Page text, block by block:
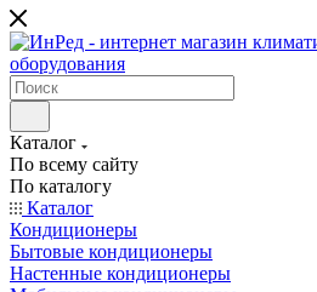
Каталог
По всему сайту
По каталогу
Каталог
Кондиционеры
Бытовые кондиционеры
Настенные кондиционеры